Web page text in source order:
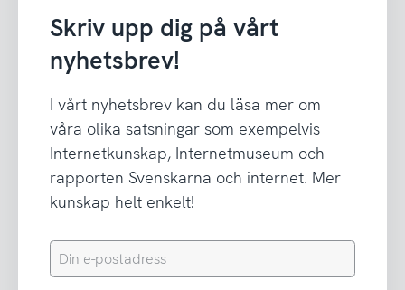
Skriv upp dig på vårt
nyhetsbrev!
I vårt nyhetsbrev kan du läsa mer om
våra olika satsningar som exempelvis
Internetkunskap, Internetmuseum och
rapporten Svenskarna och internet. Mer
kunskap helt enkelt!
Din
e-